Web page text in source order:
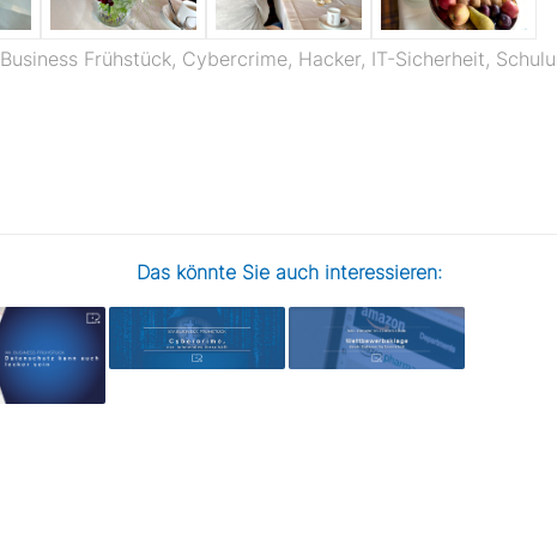
Business Frühstück, Cybercrime, Hacker, IT-Sicherheit,
Das könnte Sie auch interessieren: